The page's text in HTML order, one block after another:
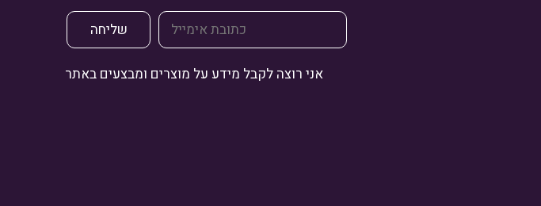
אני רוצה לקבל מידע על מוצרים ומבצעים באתר